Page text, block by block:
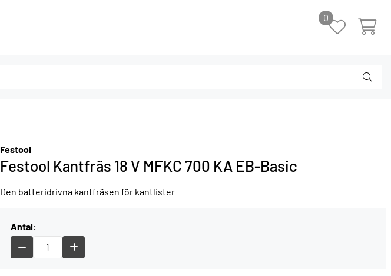
0
Festool
Festool Kantfräs 18 V MFKC 700 KA EB-Basic
Den batteridrivna kantfräsen för kantlister
Antal: